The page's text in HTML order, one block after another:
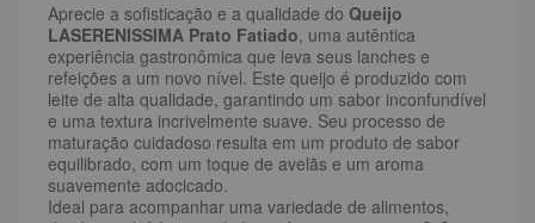
Aprecie a sofisticação e a qualidade do Queijo
LASERENISSIMA Prato Fatiado, uma autêntica
experiência gastronômica que leva seus lanches e
refeições a um novo nível. Este queijo é produzido com
leite de alta qualidade, garantindo um sabor inconfundível
e uma textura incrivelmente suave. Seu processo de
maturação cuidadoso resulta em um produto de sabor
equilibrado, com um toque de avelãs e um aroma
suavemente adocicado.
Ideal para acompanhar uma variedade de alimentos,